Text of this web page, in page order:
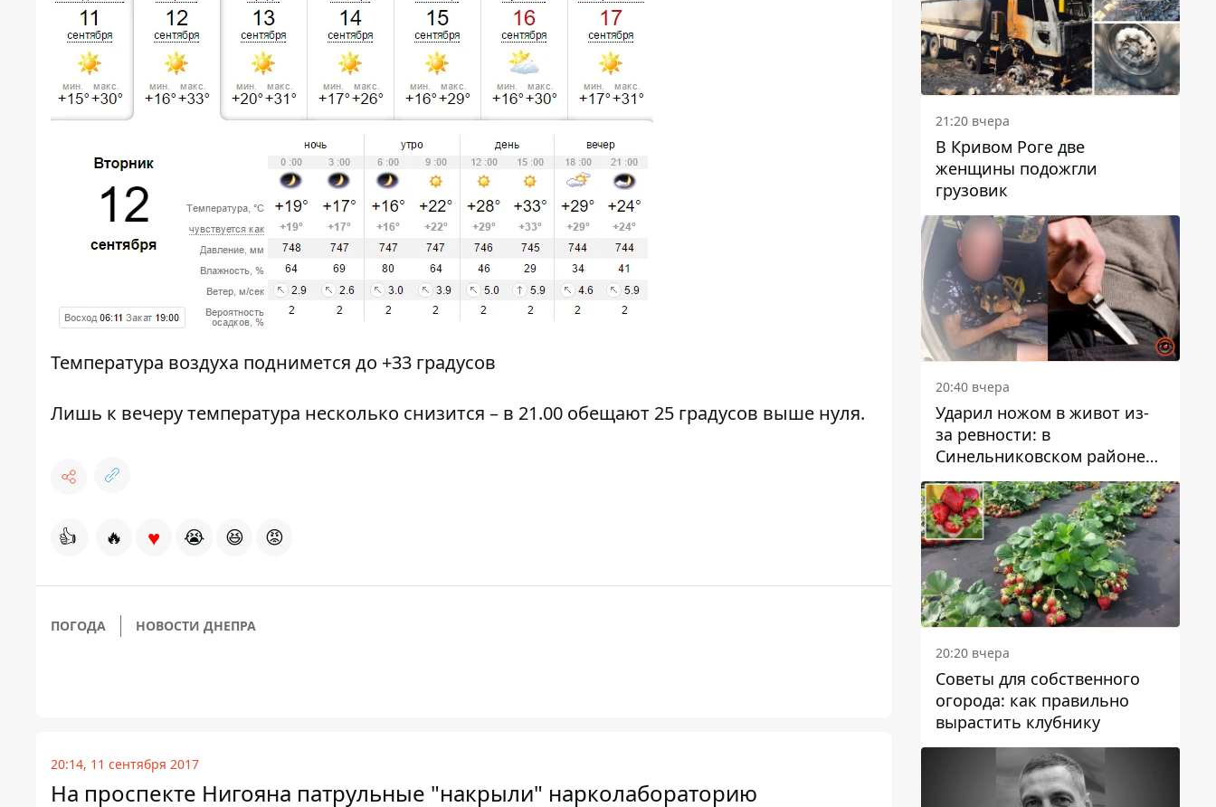
Температура воздуха поднимется до +33 градусов
Лишь к вечеру температура несколько снизится – в 21.00 обещают 25 градусов выше нуля.
👍 🔥 ♥ 😭 😆 😡
ПОГОДА НОВОСТИ ДНЕПРА
20:14, 11 сентября 2017
На проспекте Нигояна патрульные "накрыли" нарколабораторию
21:20 вчера
В Кривом Роге две
женщины подожгли
грузовик
20:40 вчера
Ударил ножом в живот из-
за ревности: в
Синельниковском районе
задержали 49-летнего
мужчину за убийство
20:20 вчера
Советы для собственного
огорода: как правильно
вырастить клубнику